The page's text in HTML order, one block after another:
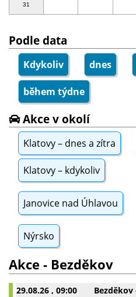
31
Podle data
Kdykoliv dnes
během týdne
Akce v okolí
Klatovy – dnes a zítra
Klatovy – kdykoliv
Janovice nad Úhlavou
Nýrsko
Akce - Bezděkov
29.08.26 , 09:00